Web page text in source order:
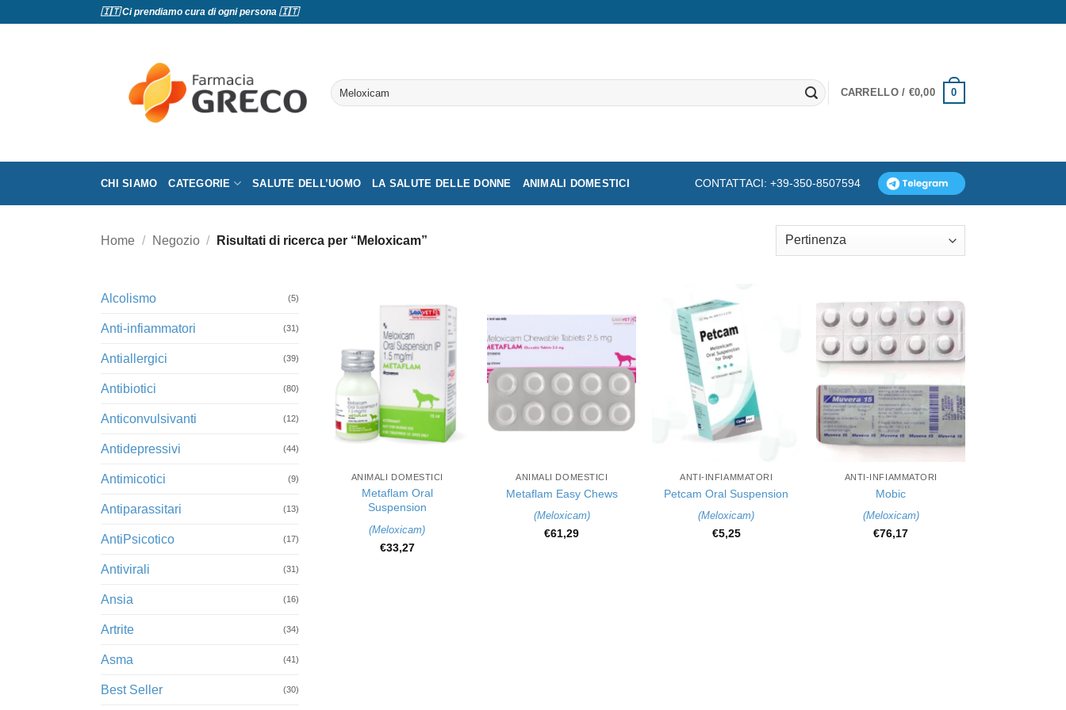
🇮🇹 Ci prendiamo cura di ogni persona 🇮🇹
Cerca:
CARRELLO / €0,00 0
CHI SIAMO CATEGORIE SALUTE DELL’UOMO LA SALUTE DELLE DONNE ANIMALI DOMESTICI CONTATTACI: +39-350-8507594
Home / Negozio / Risultati di ricerca per “Meloxicam”
Alcolismo (5)
Anti-infiammatori (31)
Antiallergici (39)
Antibiotici (80)
Anticonvulsivanti (12)
Antidepressivi (44)
Antimicotici (9)
Antiparassitari (13)
AntiPsicotico (17)
Antivirali (31)
Ansia (16)
Artrite (34)
Asma (41)
Best Seller (30)
ANIMALI DOMESTICI
Metaflam Oral
Suspension
(Meloxicam)
€33,27
ANIMALI DOMESTICI
Metaflam Easy Chews
(Meloxicam)
€61,29
ANTI-INFIAMMATORI
Petcam Oral Suspension
(Meloxicam)
€5,25
+
ANTI-INFIAMMATORI
Mobic
(Meloxicam)
€76,17